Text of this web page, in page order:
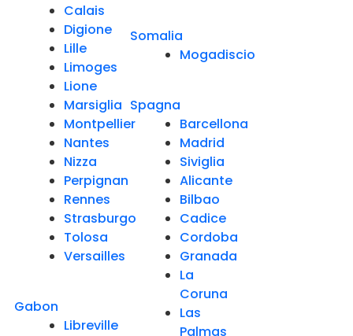
Calais
Digione
Lille
Limoges
Lione
Marsiglia
Montpellier
Nantes
Nizza
Perpignan
Rennes
Strasburgo
Tolosa
Versailles
Gabon
Libreville
Somalia
Mogadiscio
Spagna
Barcellona
Madrid
Siviglia
Alicante
Bilbao
Cadice
Cordoba
Granada
La
Coruna
Las
Palmas